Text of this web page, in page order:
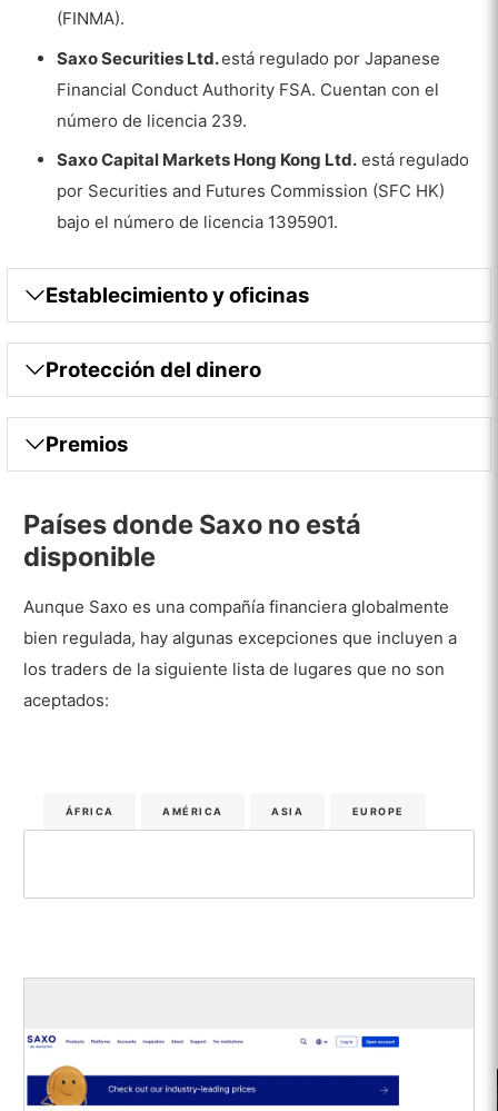
(FINMA).
Saxo Securities Ltd.está regulado por Japanese
Financial Conduct Authority FSA. Cuentan con el
número de licencia 239.
Saxo Capital Markets Hong Kong Ltd. está regulado
por Securities and Futures Commission (SFC HK)
bajo el número de licencia 1395901.
Establecimiento y oficinas
Protección del dinero
Premios
Países donde Saxo no está
disponible
Aunque Saxo es una compañía financiera globalmente
bien regulada, hay algunas excepciones que incluyen a
los traders de la siguiente lista de lugares que no son
aceptados:
ÁFRICA AMÉRICA ASIA EUROPE